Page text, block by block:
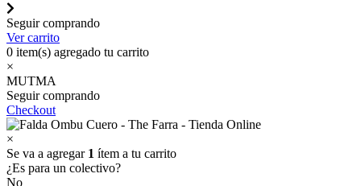
Seguir comprando
Ver carrito
0 item(s) agregado tu carrito
×
MUTMA
Seguir comprando
Checkout
×
Se va a agregar 1 ítem a tu carrito
¿Es para un colectivo?
No